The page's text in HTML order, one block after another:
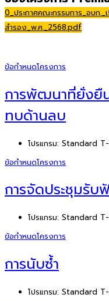
0_ประกาศคณะกรรมการ_อบก._
สำรอง_พ.ศ._2568.pdf
ข้อกำหนดโครงการ
การพัฒนาที่ยั่งยื
ทบด้านลบ
โปรแกรม: Standard T-
ข้อกำหนดโครงการ
การจัดประชุมรับ
โปรแกรม: Standard T-
ข้อกำหนดโครงการ
การนับซ้ำ
โปรแกรม: Standard T-